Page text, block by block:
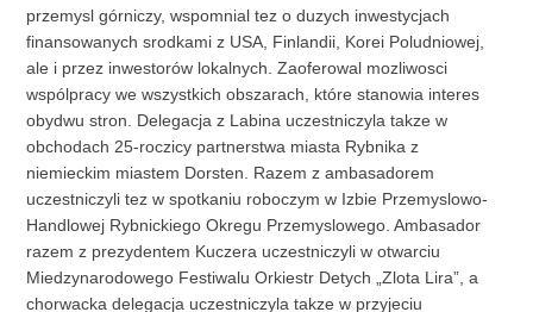
przemysl górniczy, wspomnial tez o duzych inwestycjach
finansowanych srodkami z USA, Finlandii, Korei Poludniowej,
ale i przez inwestorów lokalnych. Zaoferowal mozliwosci
wspólpracy we wszystkich obszarach, które stanowia interes
obydwu stron. Delegacja z Labina uczestniczyla takze w
obchodach 25-roczicy partnerstwa miasta Rybnika z
niemieckim miastem Dorsten. Razem z ambasadorem
uczestniczyli tez w spotkaniu roboczym w Izbie Przemyslowo-
Handlowej Rybnickiego Okregu Przemyslowego. Ambasador
razem z prezydentem Kuczera uczestniczyli w otwarciu
Miedzynarodowego Festiwalu Orkiestr Detych „Zlota Lira”, a
chorwacka delegacja uczestniczyla takze w przyjeciu